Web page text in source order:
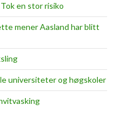
en stor risiko
mener Aasland har blitt
universiteter og høgskoler